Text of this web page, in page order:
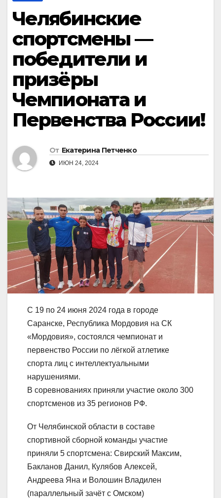
Челябинские
спортсмены —
победители и
призёры
Чемпионата и
Первенства России!
От Екатерина Петченко
ИЮН 24, 2024
С 19 по 24 июня 2024 года в городе
Саранске, Республика Мордовия на СК
«Мордовия», состоялся чемпионат и
первенство России по лёгкой атлетике
спорта лиц с интеллектуальными
нарушениями.
В соревнованиях приняли участие около 300
спортсменов из 35 регионов РФ.
От Челябинской области в составе
спортивной сборной команды участие
приняли 5 спортсмена: Свирский Максим,
Бакланов Данил, Кулябов Алексей,
Андреева Яна и Волошин Владилен
(параллельный зачёт с Омском)